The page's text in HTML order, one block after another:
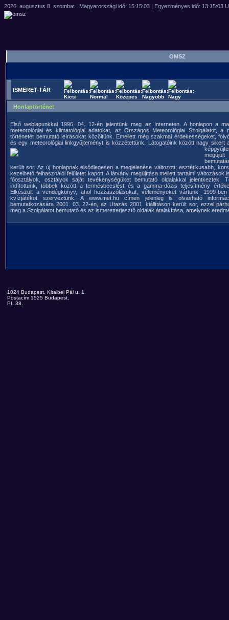
OMSZ
ISMERET-TÁR
Honlaptörténet
Első weblapunkkal 1996. 04. 12-én jelentünk meg az Interneten. A honlapon a
meteorológiai és klimatológiai adatokat, az Országos Meteorológiai Szolgálatot, a
történetét bemutató leírásokat közöltünk. Emellett még szakmai érdekességeket,
és egy meteorológiai linkgyűjteményt is közzétettünk. Látogatóink között nagy sikert
került sor. Az új honlapnak elsődlegesen a megjelenése változott; esztétikusabb,
kezelhető felhasználói felületet kapott. A látvány megújítása mellett tartalmi változások
főosztályok, osztályok saját tevékenységüket bemutató oldalakkal jelentkeztek.
indítottunk, többek között a termésbecslést és a gamma-dózis teljesítmény
Elkészült a vendégkönyv, ahol hozzászólásokat, véleményeket vártunk. 1999-
kvízjátékot szerveztünk. A www.met.hu címen jelenleg is olvasható
bemutatkozására 2001. 03. 22-én, az Utazás 2001. kiállításon került sor, ezzel
meg a Szolgálatot bemutató és az ismeretterjesztő oldalak átalakítása, amelynek
1024 Budapest, Kitaibel Pál u. 1.
Postacím:1525 Budapest,
Pf. 38.